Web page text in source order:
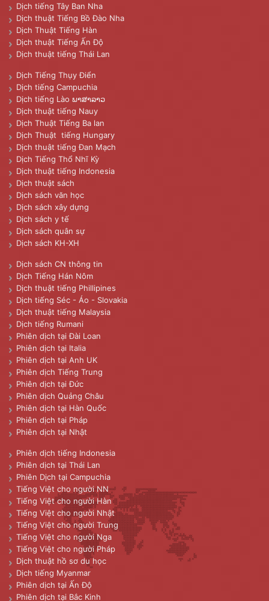
Dịch tiếng Tây Ban Nha
Dịch thuật Tiếng Bồ Đào Nha
Dịch Thuật Tiếng Hàn
Dịch thuật Tiếng Ấn Độ
Dịch thuật tiếng Thái Lan
Dịch Tiếng Thụy Điển
Dịch tiếng Campuchia
Dịch tiếng Lào ພາສາລາວ
Dịch thuật tiếng Nauy
Dịch Thuật Tiếng Ba lan
Dịch Thuật tiếng Hungary
Dịch thuật tiếng Đan Mạch
Dịch Tiếng Thổ Nhĩ Kỳ
Dịch thuật tiếng Indonesia
Dịch thuật sách
Dịch sách văn học
Dịch sách xây dựng
Dịch sách y tế
Dịch sách quân sự
Dịch sách KH-XH
Dịch sách CN thông tin
Dịch Tiếng Hán Nôm
Dịch thuật tiếng Phillipines
Dịch tiếng Séc - Áo - Slovakia
Dịch thuật tiếng Malaysia
Dịch tiếng Rumani
Phiên dịch tại Đài Loan
Phiên dịch tại Italia
Phiên dịch tại Anh UK
Phiên dịch Tiếng Trung
Phiên dịch tại Đức
Phiên dịch Quảng Châu
Phiên dịch tại Hàn Quốc
Phiên dịch tại Pháp
Phiên dịch tại Nhật
Phiên dịch tiếng Indonesia
Phiên dịch tại Thái Lan
Phiên Dịch tại Campuchia
Tiếng Việt cho người NN
Tiếng Việt cho người Hàn
Tiếng Việt cho người Nhật
Tiếng Việt cho người Trung
Tiếng Việt cho người Nga
Tiếng Việt cho người Pháp
Dịch thuật hồ sơ du học
Dịch tiếng Myanmar
Phiên dịch tại Ấn Độ
Phiên dịch tại Bắc Kinh